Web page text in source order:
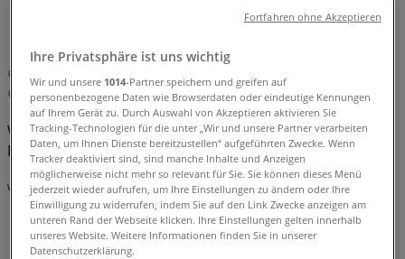
Credit Suisse Bancomat | Avenue Eugene-Pittard
Karte
41583220693
Karte
41583220693
Wir sind gerade dabei Angebote zu "Credit Suisse
Bancomat" zu veröffentlichen
Werbung
Ihre Privatsphäre ist uns wichtig
Wir und unsere 1014-Partner speichern und greifen auf
personenbezogene Daten wie Browserdaten oder eindeutige Kennungen
auf Ihrem Gerät zu. Durch Auswahl von Akzeptieren aktivieren Sie
Tracking-Technologien für die unter „Wir und unsere Partner verarbeiten
Daten, um Ihnen Dienste bereitzustellen“ aufgeführten Zwecke. Wenn
Tracker deaktiviert sind, sind manche Inhalte und Anzeigen
möglicherweise nicht mehr so relevant für Sie. Sie können dieses Menü
jederzeit wieder aufrufen, um Ihre Einstellungen zu ändern oder Ihre
Einwilligung zu widerrufen, indem Sie auf den Link Zwecke anzeigen am
unteren Rand der Webseite klicken. Ihre Einstellungen gelten innerhalb
unseres Website. Weitere Informationen finden Sie in unserer
Datenschutzerklärung.
Fortfahren ohne Akzeptieren